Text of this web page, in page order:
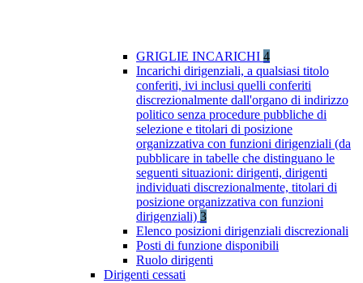
GRIGLIE INCARICHI 4
Incarichi dirigenziali, a qualsiasi titolo
conferiti, ivi inclusi quelli conferiti
discrezionalmente dall'organo di indirizzo
politico senza procedure pubbliche di
selezione e titolari di posizione
organizzativa con funzioni dirigenziali (da
pubblicare in tabelle che distinguano le
seguenti situazioni: dirigenti, dirigenti
individuati discrezionalmente, titolari di
posizione organizzativa con funzioni
dirigenziali) 3
Elenco posizioni dirigenziali discrezionali
Posti di funzione disponibili
Ruolo dirigenti
Dirigenti cessati